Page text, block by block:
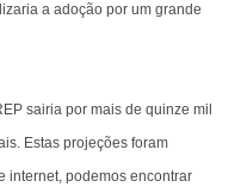
a adoção por um grande
sairia por mais de quinze mil
Estas projeções foram
internet, podemos encontrar